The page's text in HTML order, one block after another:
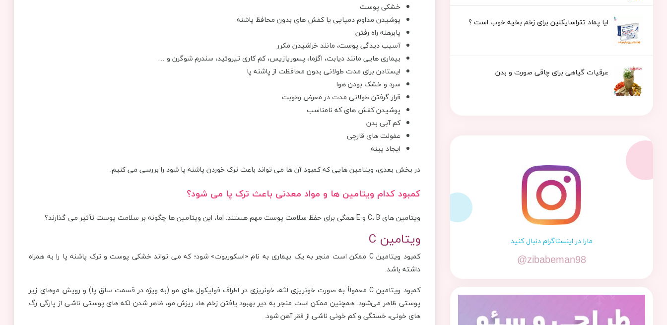
ایا پماد تتراسایکلین برای زخم بخیه خوب است ؟
عرقیات گیاهی برای چاقی صورت و بدن
مارا در اینستاگرام دنبال کنید
@zibabeman98
خشکی پوست
پوشیدن مداوم دمپایی یا کفش های بدون محافظ پاشنه
پابرهنه راه رفتن
آسیب دیدگی پوست، مانند خراشیدن مکرر
بیماری هایی مانند دیابت، اگزما، پسوریازیس، کم کاری تیروئید، سندرم شوگرن و …
ایستادن برای مدت طولانی بدون محافظت از پاشنه پا
سرد و خشک بودن هوا
قرار گرفتن طولانی مدت در معرض رطوبت
پوشیدن کفش های که نامناسب
کم آبی بدن
عفونت های قارچی
ایجاد پینه
در بخش بعدی، ویتامین هایی که کمبود آن ها می تواند باعث ترک خوردن پاشنه پا شود را بررسی می کنیم.
کمبود کدام ویتامین ها و مواد معدنی باعث ترک پا می شود؟
ویتامین های C، B و E همگی برای حفظ سلامت پوست مهم هستند. اما، این ویتامین‌ ها چگونه بر سلامت پوست تأثیر می ‌گذارند؟
ویتامین C
کمبود ویتامین C ممکن است منجر به یک بیماری به نام «اسکوربوت» شود؛ که می تواند خشکی پوست و ترک پاشنه پا را به همراه
داشته باشد.
کمبود ویتامین C معمولاً به صورت خونریزی لثه، خونریزی در اطراف فولیکول ‌های مو (به ‌ویژه در قسمت ساق پا) و رویش موهای زیر
پوستی ظاهر می‌شود. همچنین ممکن است منجر به دیر بهبود یافتن زخم ها، ریزش مو، ظاهر شدن لکه ‌های پوستی ناشی از پارگی رگ‌
های خونی، خستگی و کم‌ خونی ناشی از فقر آهن شود.